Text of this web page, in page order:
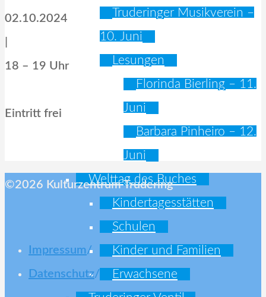
Truderinger Musikverein –
10. Juni
Lesungen
Florinda Bierling – 11.
Juni
Barbara Pinheiro – 12.
Juni
Welttag des Buches
Kindertagesstätten
Schulen
Kinder und Familien
Erwachsene
02.10.2024
18 – 19 Uhr
Eintritt frei
©2026 Kulturzentrum Trudering
Impressum/
Datenschutz/